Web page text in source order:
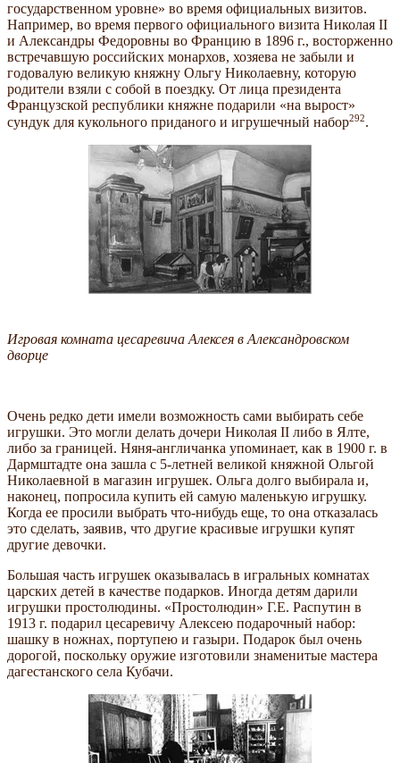
государственном уровне» во время официальных визитов.
Например, во время первого официального визита Николая II
и Александры Федоровны во Францию в 1896 г., восторженно
встречавшую российских монархов, хозяева не забыли и
годовалую великую княжну Ольгу Николаевну, которую
родители взяли с собой в поездку. От лица президента
Французской республики княжне подарили «на вырост»
сундук для кукольного приданого и игрушечный набор292.
Игровая комната цесаревича Алексея в Александровском
дворце
Очень редко дети имели возможность сами выбирать себе
игрушки. Это могли делать дочери Николая II либо в Ялте,
либо за границей. Няня-англичанка упоминает, как в 1900 г. в
Дармштадте она зашла с 5-летней великой княжной Ольгой
Николаевной в магазин игрушек. Ольга долго выбирала и,
наконец, попросила купить ей самую маленькую игрушку.
Когда ее просили выбрать что-нибудь еще, то она отказалась
это сделать, заявив, что другие красивые игрушки купят
другие девочки.
Большая часть игрушек оказывалась в игральных комнатах
царских детей в качестве подарков. Иногда детям дарили
игрушки простолюдины. «Простолюдин» Г.Е. Распутин в
1913 г. подарил цесаревичу Алексею подарочный набор:
шашку в ножнах, портупею и газыри. Подарок был очень
дорогой, поскольку оружие изготовили знаменитые мастера
дагестанского села Кубачи.